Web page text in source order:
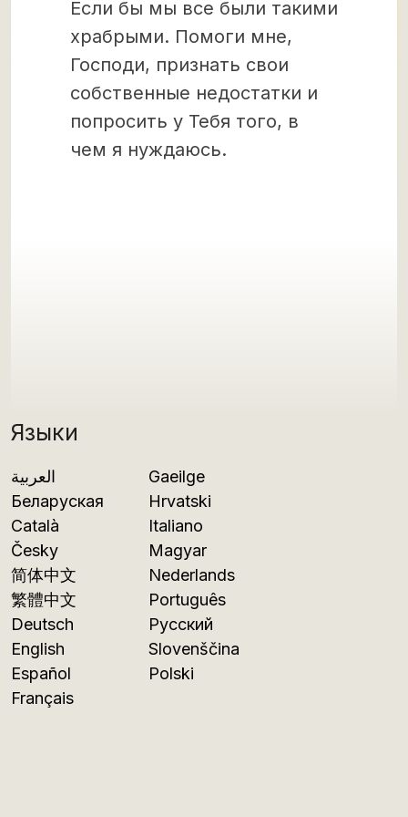
Языки
العربية
Беларуская
Català
Česky
简体中文
繁體中文
Deutsch
English
Español
Français
Gaeilge
Hrvatski
Italiano
Magyar
Nederlands
Português
Русский
Slovenščina
Polski
Если бы мы все были такими
храбрыми. Помоги мне,
Господи, признать свои
собственные недостатки и
попросить у Тебя того, в
чем я нуждаюсь.